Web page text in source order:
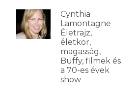
Cynthia
Lamontagne
Életrajz,
életkor,
magasság,
Buffy, filmek és
a 70-es évek
show